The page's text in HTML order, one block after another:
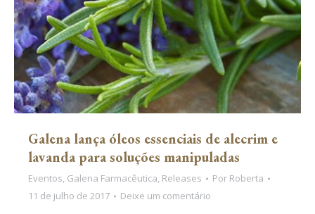
Galena lança óleos essenciais de alecrim e
lavanda para soluções manipuladas
Eventos, Galena Farmacêutica, Releases Por Roberta
11 de julho de 2017
Deixe um comentário